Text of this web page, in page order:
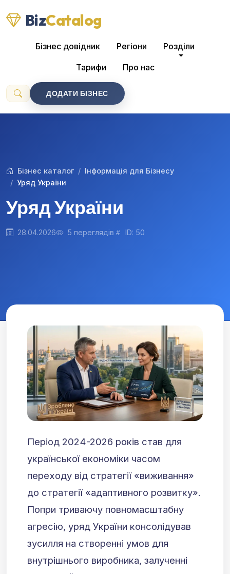
BizCatalog
Бізнес довідник Регіони Розділи
Тарифи Про нас
ДОДАТИ БІЗНЕС
Бізнес каталог
Інформація для Бізнесу
Уряд України
Уряд України
28.04.2026 5 переглядів ID: 50
Період 2024-2026 років став для
української економіки часом
переходу від стратегії «виживання»
до стратегії «адаптивного розвитку».
Попри триваючу повномасштабну
агресію, уряд України консолідував
зусилля на створенні умов для
внутрішнього виробника, залученні